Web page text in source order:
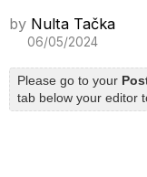
by Nulta Tačka
06/05/2024
Please go to your
tab below your editor